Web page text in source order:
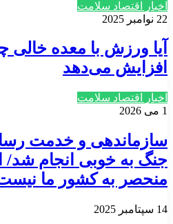
اخبار اقتصاد سلامت
22 نوامبر 2025
آیا ورزش با معده خالی
افزایش می‌دهد
اخبار اقتصاد سلامت
1 می 2026
سازماندهی و خدمت
جنگ به خوبی انجام شد/
منحصر به کشور ما
14 سپتامبر 2025